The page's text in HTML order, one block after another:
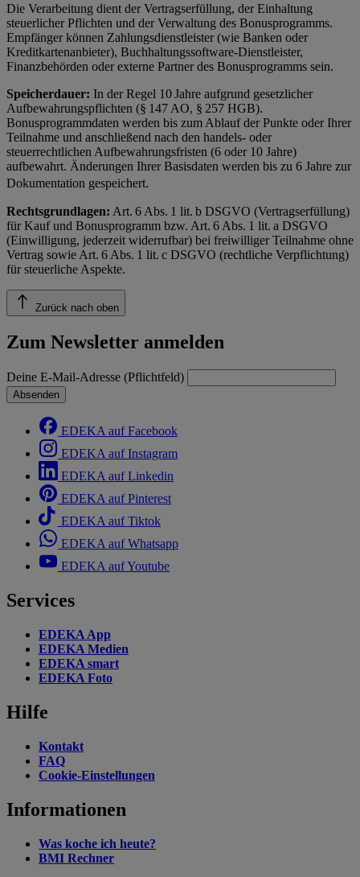
Die Verarbeitung dient der Vertragserfüllung, der Einhaltung
steuerlicher Pflichten und der Verwaltung des Bonusprogramms.
Empfänger können Zahlungsdienstleister (wie Banken oder
Kreditkartenanbieter), Buchhaltungssoftware-Dienstleister,
Finanzbehörden oder externe Partner des Bonusprogramms sein.
Speicherdauer: In der Regel 10 Jahre aufgrund gesetzlicher
Aufbewahrungspflichten (§ 147 AO, § 257 HGB).
Bonusprogrammdaten werden bis zum Ablauf der Punkte oder Ihrer
Teilnahme und anschließend nach den handels- oder
steuerrechtlichen Aufbewahrungsfristen (6 oder 10 Jahre)
aufbewahrt. Änderungen Ihrer Basisdaten werden bis zu 6 Jahre zur
Dokumentation gespeichert.
Rechtsgrundlagen: Art. 6 Abs. 1 lit. b DSGVO (Vertragserfüllung)
für Kauf und Bonusprogramm bzw. Art. 6 Abs. 1 lit. a DSGVO
(Einwilligung, jederzeit widerrufbar) bei freiwilliger Teilnahme ohne
Vertrag sowie Art. 6 Abs. 1 lit. c DSGVO (rechtliche Verpflichtung)
für steuerliche Aspekte.
Zurück nach oben
Zum Newsletter anmelden
Deine E-Mail-Adresse (Pflichtfeld)
Absenden
EDEKA auf Facebook
EDEKA auf Instagram
EDEKA auf Linkedin
EDEKA auf Pinterest
EDEKA auf Tiktok
EDEKA auf Whatsapp
EDEKA auf Youtube
Services
EDEKA App
EDEKA Medien
EDEKA smart
EDEKA Foto
Hilfe
Kontakt
FAQ
Cookie-Einstellungen
Informationen
Was koche ich heute?
BMI Rechner